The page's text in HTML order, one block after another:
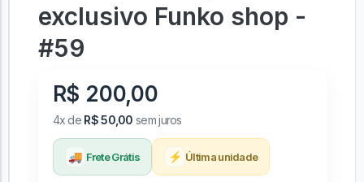
exclusivo Funko shop -
#59
R$ 200,00
4x de R$ 50,00 sem juros
🚚 Frete Grátis ⚡ Última unidade